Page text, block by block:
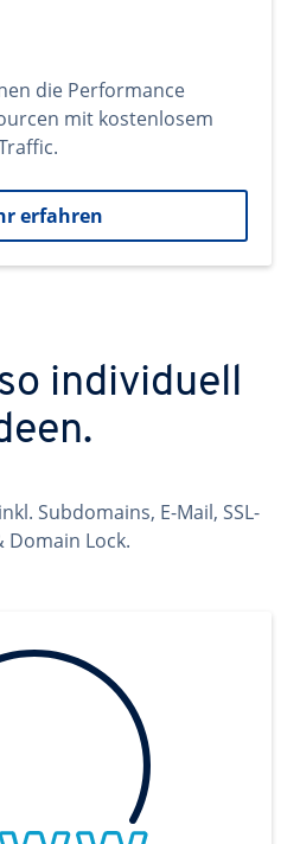
die Performance
mit kostenlosem
erfahren
individuell
Subdomains, E-Mail, SSL-
Lock.